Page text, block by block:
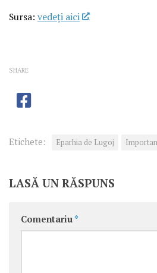
Sursa: vedeţi aici
SHARE
Etichete: Eparhia de Lugoj
LASĂ UN RĂSPUNS
Comentariu *